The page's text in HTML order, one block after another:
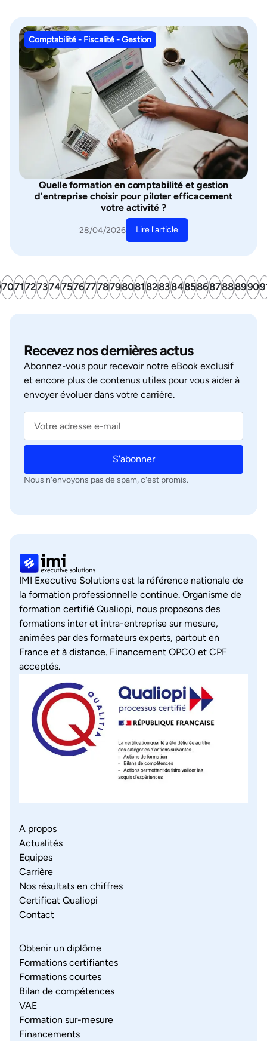
Comptabilité - Fiscalité - Gestion
Quelle formation en comptabilité et gestion
d'entreprise choisir pour piloter efficacement
votre activité ?
28/04/2026 Lire l'article
707172737475767778798081828384858687888990
Recevez nos dernières actus
Abonnez‑vous pour recevoir notre eBook exclusif
et encore plus de contenus utiles pour vous aider à
envoyer évoluer dans votre carrière.
S'abonner
Nous n'envoyons pas de spam, c'est promis.
IMI Executive Solutions est la référence nationale de
la formation professionnelle continue. Organisme de
formation certifié Qualiopi, nous proposons des
formations inter et intra-entreprise sur mesure,
animées par des formateurs experts, partout en
France et à distance. Financement OPCO et CPF
acceptés.
A propos
Actualités
Equipes
Carrière
Nos résultats en chiffres
Certificat Qualiopi
Contact
Obtenir un diplôme
Formations certifiantes
Formations courtes
Bilan de compétences
VAE
Formation sur-mesure
Financements